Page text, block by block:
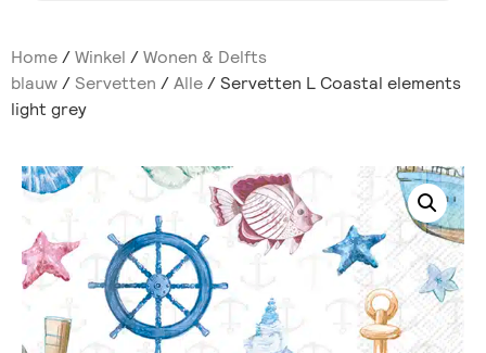
Home/Winkel /Wonen & Delfts
blauw/ Servetten /Alle/ Servetten L Coastal elements
light grey